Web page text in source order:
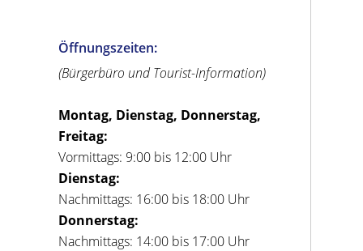
Öffnungszeiten:
(Bürgerbüro und Tourist-Information)
Montag, Dienstag, Donnerstag,
Freitag:
Vormittags: 9:00 bis 12:00 Uhr
Dienstag:
Nachmittags: 16:00 bis 18:00 Uhr
Donnerstag:
Nachmittags: 14:00 bis 17:00 Uhr